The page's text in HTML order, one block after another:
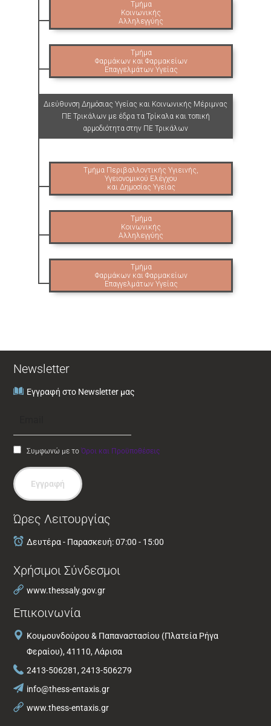
Newsletter
Εγγραφή στο Newsletter μας
Συμφωνώ με τοΌροι και Προϋποθέσεις
Εγγραφή
Ώρες Λειτουργίας
Δευτέρα - Παρασκευή: 07:00 - 15:00
Χρήσιμοι Σύνδεσμοι
www.thessaly.gov.gr
Επικοινωνία
Κουμουνδούρου & Παπαναστασίου (Πλατεία Ρήγα
Φεραίου), 41110, Λάρισα
2413-506281, 2413-506279
info@thess-entaxis.gr
www.thess-entaxis.gr